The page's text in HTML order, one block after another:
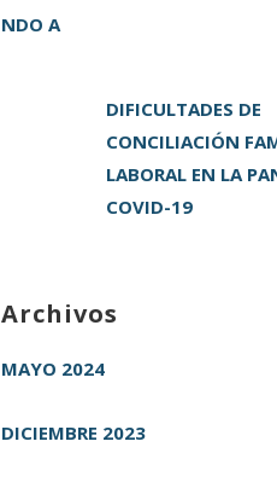
DIFICULTADES DE
CONCILIACIÓN
LABORAL EN LA
COVID-19
Archivos
MAYO 2024
DICIEMBRE 2023